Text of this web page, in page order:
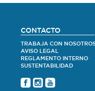
CONTACTO
TRABAJA CON
AVISO LEGAL
REGLAMENTO INTERNO
SUSTENTABILIDAD